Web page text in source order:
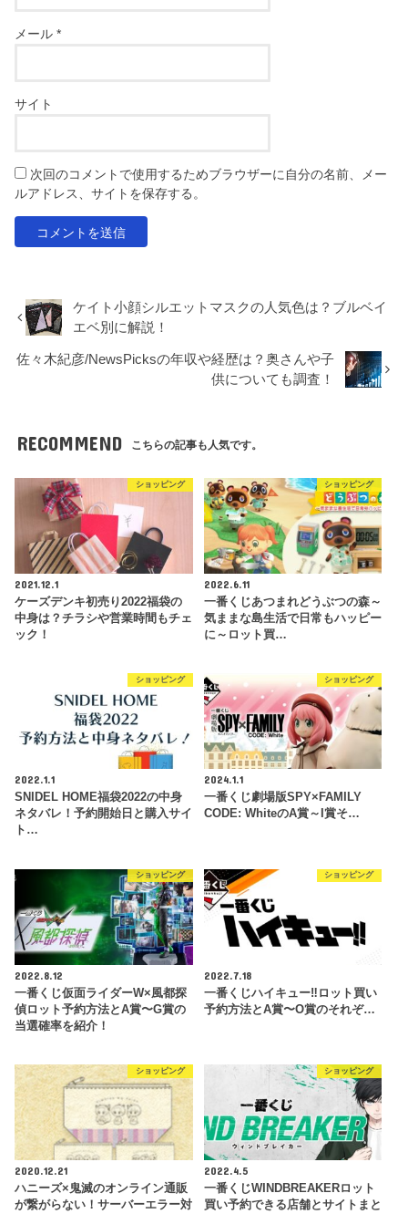
メール*
サイト
次回のコメントで使用するためブラウザーに自分の名前、メー
ルアドレス、サイトを保存する。
ケイト小顔シルエットマスクの人気色は？ブルベイ
エベ別に解説！
佐々木紀彦/NewsPicksの年収や経歴は？奥さんや子
供についても調査！
RECOMMEND こちらの記事も人気です。
ショッピング
2021.12.1
ケーズデンキ初売り2022福袋の
中身は？チラシや営業時間もチェ
ック！
ショッピング
2022.6.11
一番くじあつまれどうぶつの森～
気ままな島生活で日常もハッピー
に～ロット買…
ショッピング
2022.1.1
SNIDEL HOME福袋2022の中身
ネタバレ！予約開始日と購入サイ
ト…
ショッピング
2024.1.1
一番くじ劇場版SPY×FAMILY
CODE: WhiteのA賞～I賞そ…
ショッピング
2022.8.12
一番くじ仮面ライダーW×風都探
偵ロット予約方法とA賞〜G賞の
当選確率を紹介！
ショッピング
2022.7.18
一番くじハイキュー‼ロット買い
予約方法とA賞〜O賞のそれぞ…
ショッピング
2020.12.21
ハニーズ×鬼滅のオンライン通販
が繋がらない！サーバーエラー対
ショッピング
2022.4.5
一番くじWINDBREAKERロット
買い予約できる店舗とサイトまと